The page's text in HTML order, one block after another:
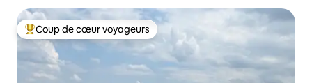
Coups de cœur voyageurs les plus appréciés
Coup de cœur voyageurs